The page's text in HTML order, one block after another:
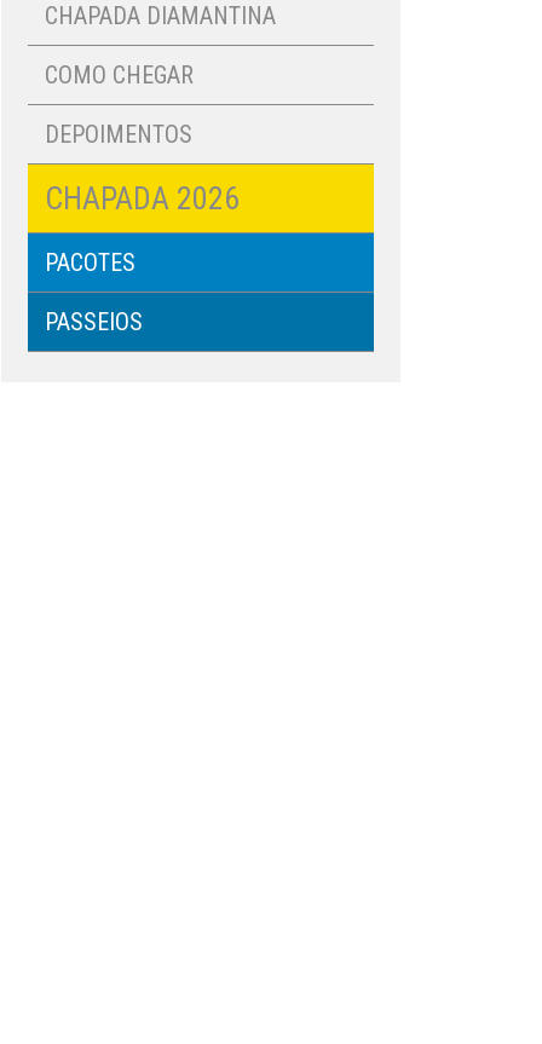
CHAPADA DIAMANTINA
COMO CHEGAR
DEPOIMENTOS
CHAPADA 2026
PACOTES
PASSEIOS